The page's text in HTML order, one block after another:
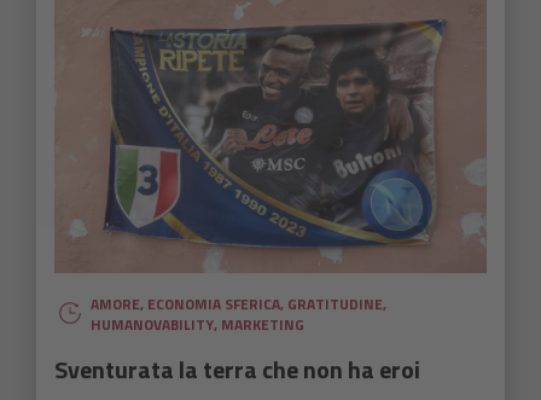
AMORE, ECONOMIA SFERICA, GRATITUDINE,
HUMANOVABILITY, MARKETING
Sventurata la terra che non ha eroi